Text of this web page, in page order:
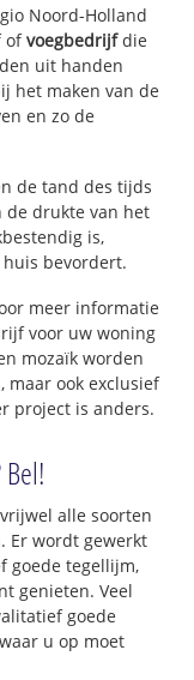
Noord-Holland
ofvoegbedrijfdie
uit handen
het maken van de
en zo de
de tand des tijds
de drukte van het
is,
bevordert.
meer informatie
voor uw woning
mozaïk worden
maar ook exclusief
project is anders.
alle soorten
Er wordt gewerkt
goede tegellijm,
genieten. Veel
goede
u op moet